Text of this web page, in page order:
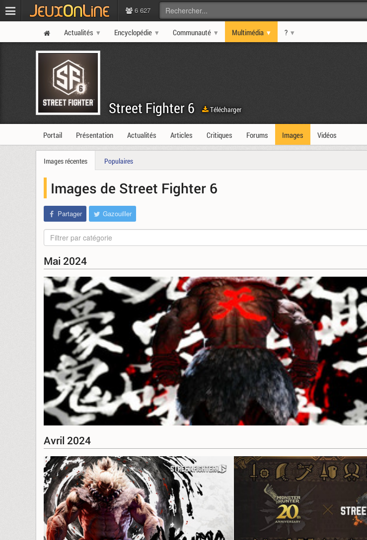
6 627
Actualités Encyclopédie Communauté Multimédia ?
Street Fighter 6 Télécharger
Portail Présentation Actualités Articles Critiques Forums Images Vidéos
Images récentes Populaires
Images de Street Fighter 6
Partager Gazouiller
Filtrer par catégorie
Mai 2024
Avril 2024